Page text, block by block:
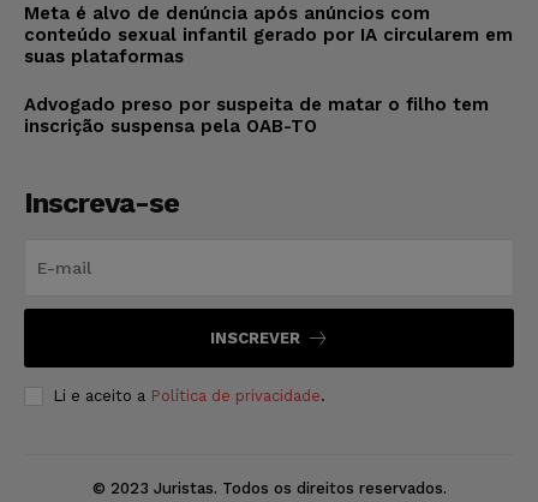
Meta é alvo de denúncia após anúncios com
conteúdo sexual infantil gerado por IA circularem em
suas plataformas
Advogado preso por suspeita de matar o filho tem
inscrição suspensa pela OAB-TO
Inscreva-se
INSCREVER
Li e aceito a Política de privacidade.
© 2023 Juristas. Todos os direitos reservados.